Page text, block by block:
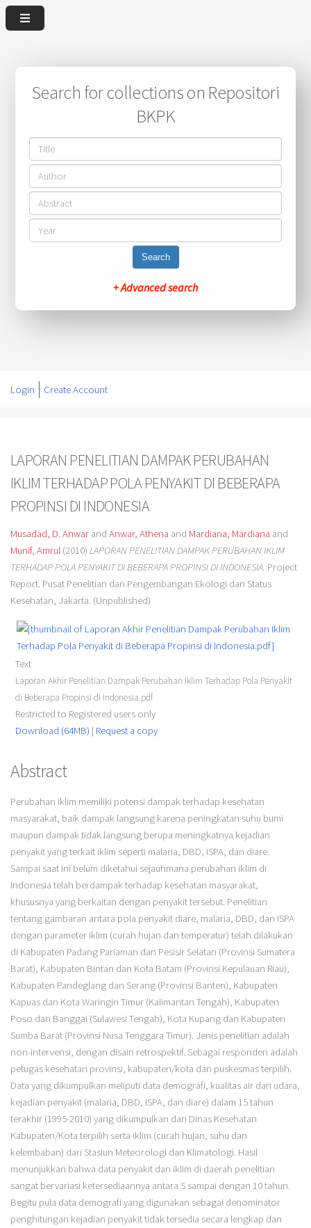
Search for collections on Repositori
BKPK
Search
+ Advanced search
Login Create Account
LAPORAN PENELITIAN DAMPAK PERUBAHAN
IKLIM TERHADAP POLA PENYAKIT DI BEBERAPA
PROPINSI DI INDONESIA
Musadad, D. Anwarand Anwar, Athena and Mardiana, Mardiana and
Munif, Amrul(2010) LAPORAN PENELITIAN DAMPAK PERUBAHAN IKLIM
TERHADAP POLA PENYAKIT DI BEBERAPA PROPINSI DI INDONESIA. Project
Report. Pusat Penelitian dan Pengembangan Ekologi dan Status
Kesehatan, Jakarta. (Unpublished)
Text
Laporan Akhir Penelitian Dampak Perubahan Iklim Terhadap Pola Penyakit
di Beberapa Propinsi di Indonesia.pdf
Restricted to Registered users only
Download (64MB) | Request a copy
Abstract
Perubahan iklim memiliki potensi dampak terhadap kesehatan
masyarakat, baik dampak langsung karena peningkatan suhu bumi
maupun dampak tidak langsung berupa meningkatnya kejadian
penyakit yang terkait iklim seperti malaria, DBD, ISPA, dan diare.
Sampai saat ini belum diketahui sejauhmana perubahan iklim di
Indonesia telah berdampak terhadap kesehatan masyarakat,
khususnya yang berkaitan dengan penyakit tersebut. Penelitian
tentang gambaran antara pola penyakit diare, malaria, DBD, dan ISPA
dengan parameter iklim (curah hujan dan temperatur) telah dilakukan
di Kabupaten Padang Pariaman dan Pesisir Selatan (Provinsi Sumatera
Barat), Kabupaten Bintan dan Kota Batam (Provinsi Kepulauan Riau),
Kabupaten Pandeglang dan Serang (Provinsi Banten), Kabupaten
Kapuas dan Kota Waringin Timur (Kalimantan Tengah), Kabupaten
Poso dan Banggai (Sulawesi Tengah), Kota Kupang dan Kabupaten
Sumba Barat (Provinsi Nusa Tenggara Timur). Jenis penelitian adalah
non-intervensi, dengan disain retrospektif. Sebagai responden adalah
petugas kesehatan provinsi, kabupaten/kota dan puskesmas terpilih.
Data yang dikumpulkan meliputi data demografi, kualitas air dan udara,
kejadian penyakit (malaria, DBD, ISPA, dan diare) dalam 15 tahun
terakhir (1995-2010) yang dikumpulkan dari Dinas Kesehatan
Kabupaten/Kota terpilih serta iklim (curah hujan, suhu dan
kelembaban) dari Stasiun Meteorologi dan Klimatologi. Hasil
menunjukkan bahwa data penyakit dan iklim di daerah penelitian
sangat bervariasi ketersediaannya antara 5 sampai dengan 10 tahun.
Begitu pula data demografi yang digunakan sebagai denominator
penghitungan kejadian penyakit tidak tersedia secara lengkap dan